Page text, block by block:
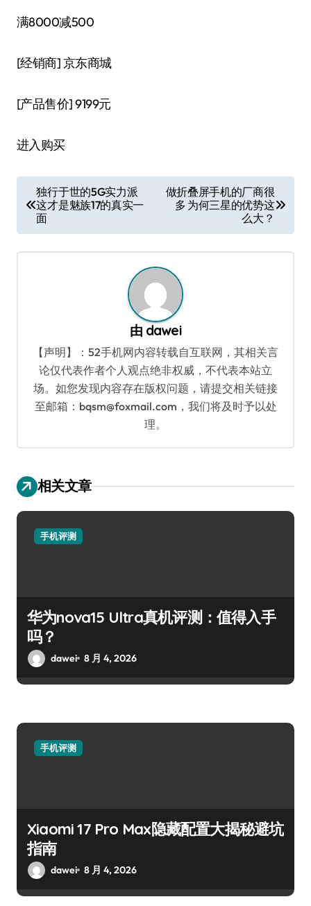
满8000减500
[经销商]京东商城
[产品售价]9199元
进入购买
章
导
航
独行于世的5G实力派
这才是魅族17的真实一
面
做折叠屏手机的厂商很
多 为何三星的优势这
么大？
由 dawei
【声明】：52手机网内容转载自互联网，其相关言
论仅代表作者个人观点绝非权威，不代表本站立
场。如您发现内容存在版权问题，请提交相关链接
至邮箱：bqsm@foxmail.com，我们将及时予以处
理。
相关文章
手机评测
华为nova15 Ultra真机评测：值得入手
吗？
dawei 8 月 4, 2026
手机评测
Xiaomi 17 Pro Max隐藏配置大揭秘避坑
指南
dawei 8 月 4, 2026